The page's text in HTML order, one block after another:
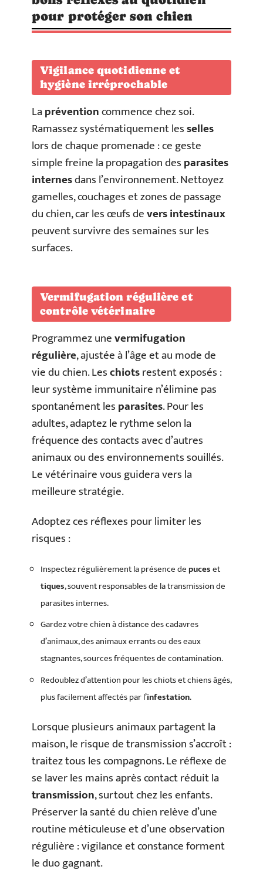
pour protéger son chien
Vigilance quotidienne et
hygiène irréprochable
Lapréventioncommence chez soi.
Ramassez systématiquement lesselles
lors de chaque promenade : ce geste
simple freine la propagation desparasites
internesdans l’environnement. Nettoyez
gamelles, couchages et zones de passage
du chien, car les œufs devers intestinaux
peuvent survivre des semaines sur les
surfaces.
Vermifugation régulière et
contrôle vétérinaire
Programmez unevermifugation
régulière, ajustée à l’âge et au mode de
vie du chien. Leschiotsrestent exposés :
leur système immunitaire n’élimine pas
spontanément lesparasites. Pour les
adultes, adaptez le rythme selon la
fréquence des contacts avec d’autres
animaux ou des environnements souillés.
Le vétérinaire vous guidera vers la
meilleure stratégie.
Adoptez ces réflexes pour limiter les
risques :
Inspectez régulièrement la présence depuceset
tiques, souvent responsables de la transmission de
parasites internes.
Gardez votre chien à distance des cadavres
d’animaux, des animaux errants ou des eaux
stagnantes, sources fréquentes de contamination.
Redoublez d’attention pour les chiots et chiens âgés,
plus facilement affectés par l’infestation.
Lorsque plusieurs animaux partagent la
maison, le risque de transmission s’accroît :
traitez tous les compagnons. Le réflexe de
se laver les mains après contact réduit la
transmission, surtout chez les enfants.
Préserver la santé du chien relève d’une
routine méticuleuse et d’une observation
régulière : vigilance et constance forment
le duo gagnant.